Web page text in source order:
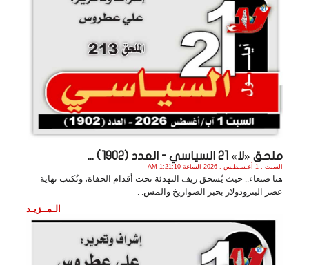
ملحق «لا» 21 السياسي - العدد (1902) ...
السبت , 1 أغـسـطـس , 2026 الساعة 1:21:10 AM
هنا صنعاء.. حيث يُسحق زيف التهدئة تحت أقدام الحفاة، وتُكتب نهاية
عصر البترودولار بحبر الصواريخ والمس. .
الـمــزيـد